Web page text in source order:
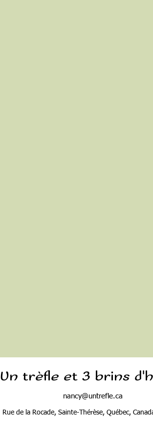
Un trèfle et 3 brins
nancy@untrefle.ca
Rue de la Rocade, Sainte-Thérèse, Québec,